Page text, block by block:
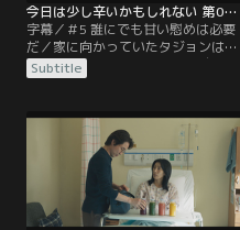
今日は少し辛いかもしれない 第05話／字幕
字幕／＃5 誰にでも甘い慰めは必要
だ／家に向かっていたタジョンは、
ふと樹木葬の場所に向かう。 自分も
こんなに跡だけが残るのかな？ その
ートムースケーキを片隅で味わう。
まだこの人生を味わいたい。
Subtitle